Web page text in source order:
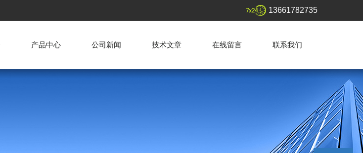
13661782735
产品中心 公司新闻 技术文章 在线留言 联系我们